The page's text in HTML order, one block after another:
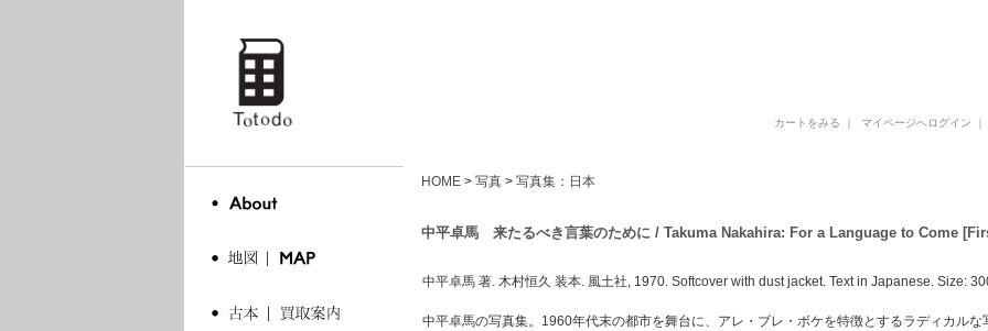
カートをみる マイページへログイン
HOME > 写真 > 写真集：日本
中平卓馬 来たるべき言葉のために / Takuma Nakahira: For a Language to Come
中平卓馬 著. 木村恒久 装本. 風土社, 1970. Softcover with dust jacket. Text in Japanese. Size:
中平卓馬の写真集。1960年代末の都市を舞台に、アレ・ブレ・ボケを特徴とするラディカル